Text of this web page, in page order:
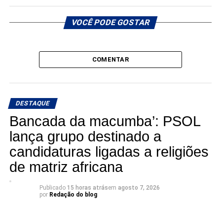
VOCÊ PODE GOSTAR
COMENTAR
DESTAQUE
Bancada da macumba’: PSOL
lança grupo destinado a
candidaturas ligadas a religiões
de matriz africana
Publicado 15 horas atrásem agosto 7, 2026
por Redação do blog